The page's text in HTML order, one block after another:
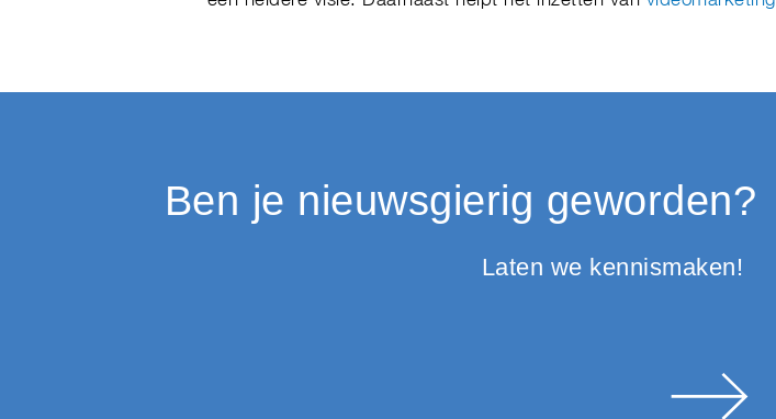
Ben je nieuwsgierig geworden?
Laten we kennismaken!